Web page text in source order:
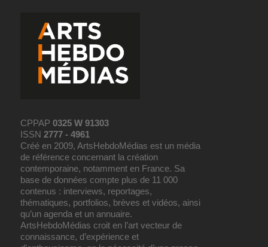
CPPAP0325 W 91303
ISSN2777 - 4961
Créé en 2009, ArtsHebdoMédias est un média
de référence concernant la création
contemporaine, notamment en France. Sa
base de données compte plus de 11 000
contenus : interviews, reportages,
thématiques, portfolios, brèves et vidéos, ainsi
qu’un agenda et un annuaire.
ArtsHebdoMédias croit en l’art vecteur de
connaissance, d’expérience et